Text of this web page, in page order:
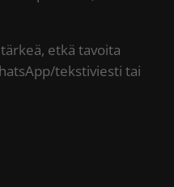
etkä tavoita
tekstiviesti tai